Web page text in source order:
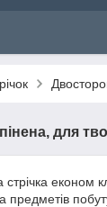
для
стрічка економ
предметів